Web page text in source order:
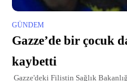
GÜNDEM
Gazze’de bir çocuk
kaybetti
Gazze'deki Filistin Sağlık